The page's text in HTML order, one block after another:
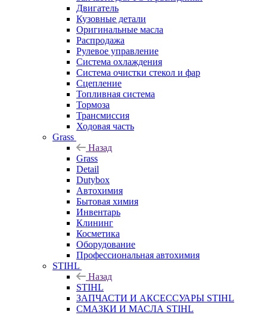
Двигатель
Кузовные детали
Оригинальные масла
Распродажа
Рулевое управление
Система охлаждения
Система очистки стекол и фар
Сцепление
Топливная система
Тормоза
Трансмиссия
Ходовая часть
Grass
Назад
Grass
Detail
Dutybox
Автохимия
Бытовая химия
Инвентарь
Клининг
Косметика
Оборудование
Профессиональная автохимия
STIHL
Назад
STIHL
ЗАПЧАСТИ И АКСЕССУАРЫ STIHL
СМАЗКИ И МАСЛА STIHL